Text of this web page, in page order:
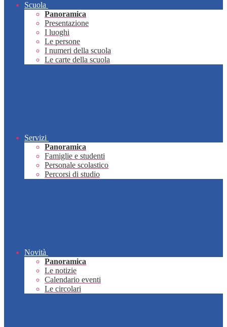
Scuola
Panoramica
Presentazione
I luoghi
Le persone
I numeri della scuola
Le carte della scuola
Servizi
Panoramica
Famiglie e studenti
Personale scolastico
Percorsi di studio
Novità
Panoramica
Le notizie
Calendario eventi
Le circolari